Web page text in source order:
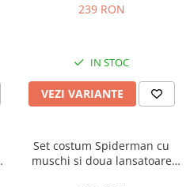
239 RON
IN STOC
VEZI VARIANTE
Set costum Spiderman cu
muschi si doua lansatoare